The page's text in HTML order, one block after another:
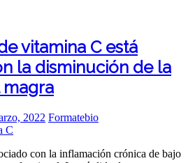
vitamina C está
la disminución de la
2022 Formatebio
con la inflamación crónica de bajo